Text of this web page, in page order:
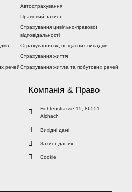
речей
Автострахування
Правовий захист
Страхування цивільно-правової
відповідальності
Страхування від нещасних випадків
Страхування життя
Страхування житла та побутових речей
Компанія & Право
Fichtenstrasse 15, 86551
Aichach
Вихідні дані
Захист даних
Cookie